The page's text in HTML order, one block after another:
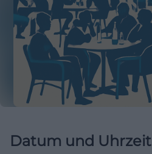
Datum und Uhrzeit